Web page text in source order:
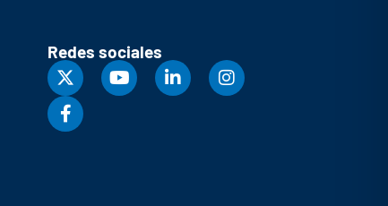
Redes sociales